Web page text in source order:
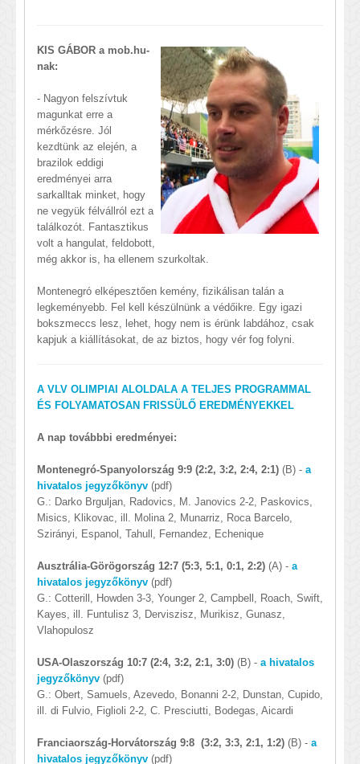
KIS GÁBOR a mob.hu-
nak:
- Nagyon felszívtuk
magunkat erre a
mérkőzésre. Jól
kezdtünk az elején, a
brazilok eddigi
eredményei arra
sarkalltak minket, hogy
ne vegyük félvállról ezt a
találkozót. Fantasztikus
volt a hangulat, feldobott,
még akkor is, ha ellenem szurkoltak.
Montenegró elképesztően kemény, fizikálisan talán a
legkeményebb. Fel kell készülnünk a védőikre. Egy igazi
bokszmeccs lesz, lehet, hogy nem is érünk labdához, csak
kapjuk a kiállításokat, de az biztos, hogy vér fog folyni.
A VLV OLIMPIAI ALOLDALA A TELJES PROGRAMMAL
ÉS FOLYAMATOSAN FRISSÜLŐ EREDMÉNYEKKEL
A nap továbbbi eredményei:
Montenegró-Spanyolország 9:9 (2:2, 3:2, 2:4, 2:1) (B) - a
hivatalos jegyzőkönyv (pdf)
G.: Darko Brguljan, Radovics, M. Janovics 2-2, Paskovics,
Misics, Klikovac, ill. Molina 2, Munarriz, Roca Barcelo,
Szirányi, Espanol, Tahull, Fernandez, Echenique
Ausztrália-Görögország 12:7 (5:3, 5:1, 0:1, 2:2) (A) - a
hivatalos jegyzőkönyv (pdf)
G.: Cotterill, Howden 3-3, Younger 2, Campbell, Roach, Swift,
Kayes, ill. Funtulisz 3, Derviszisz, Murikisz, Gunasz,
Vlahopulosz
USA-Olaszország 10:7 (2:4, 3:2, 2:1, 3:0) (B) - a hivatalos
jegyzőkönyv (pdf)
G.: Obert, Samuels, Azevedo, Bonanni 2-2, Dunstan, Cupido,
ill. di Fulvio, Figlioli 2-2, C. Presciutti, Bodegas, Aicardi
Franciaország-Horvátország 9:8 (3:2, 3:3, 2:1, 1:2) (B) - a
hivatalos jegyzőkönyv (pdf)